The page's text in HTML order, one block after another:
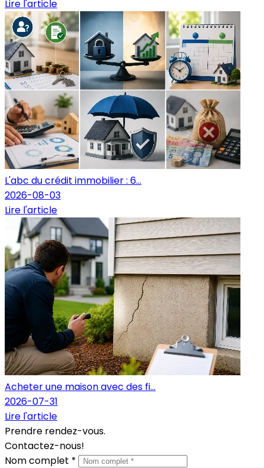
Lire l'article
L'abc du crédit immobilier : 6...
2026-08-03
Lire l'article
Acheter une maison avec des fi...
2026-07-31
Lire l'article
Prendre rendez-vous.
Contactez-nous!
Nom complet *